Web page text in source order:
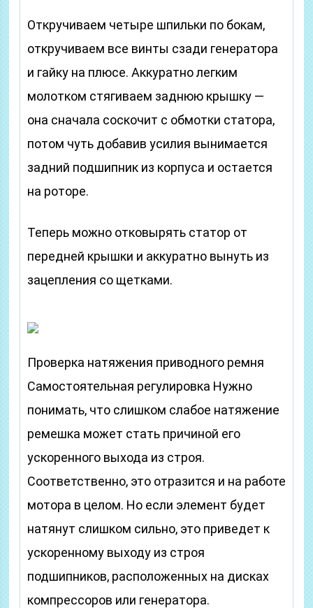
Откручиваем четыре шпильки по бокам,
откручиваем все винты сзади генератора
и гайку на плюсе. Аккуратно легким
молотком стягиваем заднюю крышку —
она сначала соскочит с обмотки статора,
потом чуть добавив усилия вынимается
задний подшипник из корпуса и остается
на роторе.
Теперь можно отковырять статор от
передней крышки и аккуратно вынуть из
зацепления со щетками.
Проверка натяжения приводного ремня
Самостоятельная регулировка Нужно
понимать, что слишком слабое натяжение
ремешка может стать причиной его
ускоренного выхода из строя.
Соответственно, это отразится и на работе
мотора в целом. Но если элемент будет
натянут слишком сильно, это приведет к
ускоренному выходу из строя
подшипников, расположенных на дисках
компрессоров или генератора.